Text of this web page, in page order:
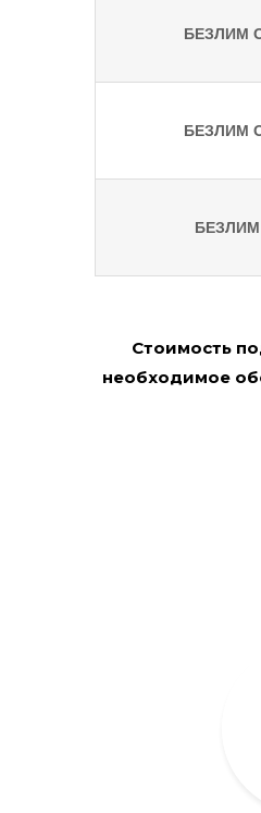
БЕЗЛИМ
БЕЗЛИМ
БЕЗЛИМ
Стоимость
необходимое